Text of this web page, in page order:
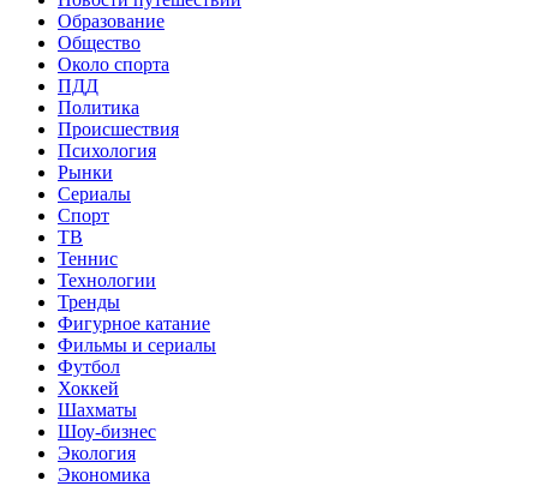
Образование
Общество
Около спорта
ПДД
Политика
Происшествия
Психология
Рынки
Сериалы
Спорт
ТВ
Теннис
Технологии
Тренды
Фигурное катание
Фильмы и сериалы
Футбол
Хоккей
Шахматы
Шоу-бизнес
Экология
Экономика